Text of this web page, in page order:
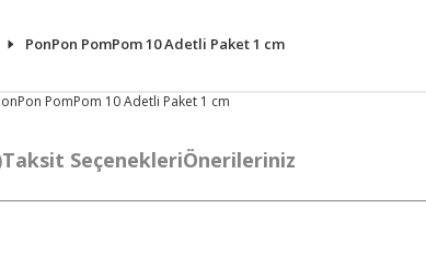
PonPon PomPom 10 Adetli Paket 1 cm
Taksit SeçenekleriÖnerileriniz